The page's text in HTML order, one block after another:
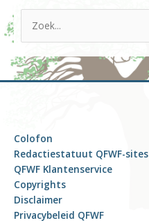
e
k
r
:
Colofon
Redactiestatuut QFWF-sites
QFWF Klantenservice
Copyrights
Disclaimer
Privacybeleid QFWF